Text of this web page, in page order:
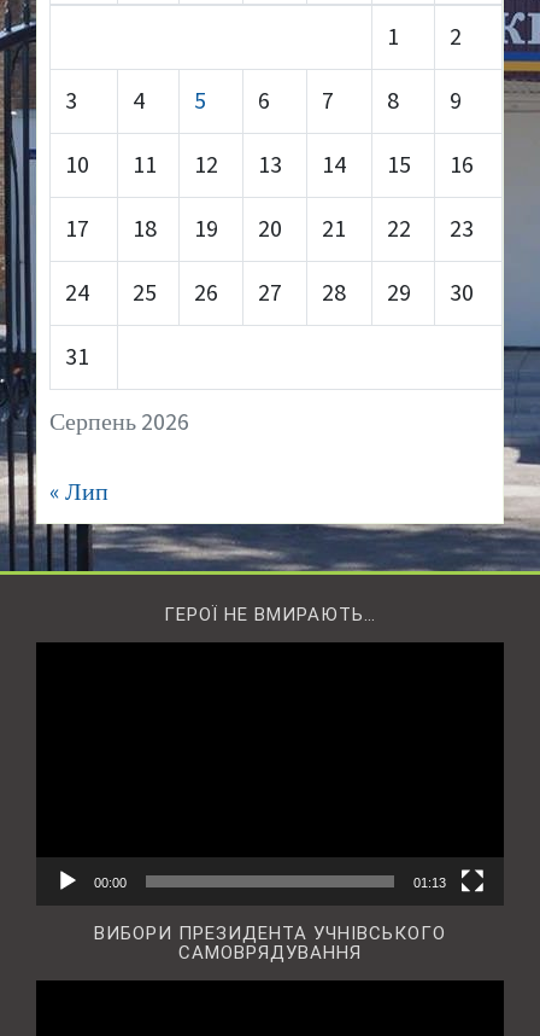
Серпень 2026
1 2
3 4 5 6 7 8 9
10 11 12 13 14 15 16
17 18 19 20 21 22 23
24 25 26 27 28 29 30
31
« Лип
ГЕРОЇ НЕ ВМИРАЮТЬ…
00:00 01:13
ВИБОРИ ПРЕЗИДЕНТА УЧНІВСЬКОГО
САМОВРЯДУВАННЯ